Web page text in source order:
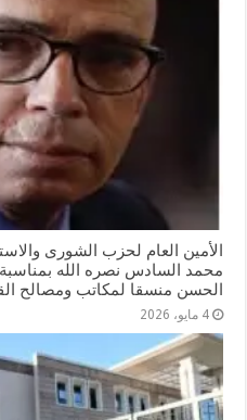
الأمين العام لحزب الشورى
محمد السادس نصره الله بمناسبة
الحسن منسقا لمكاتب ومصالح
4 مايو، 2026